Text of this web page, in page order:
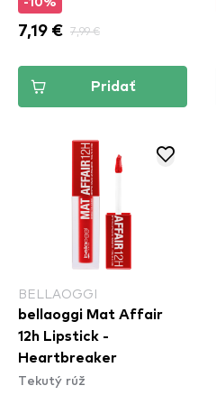
-10%
7,19 € 7,99 €
Pridať
BELLAOGGI
bellaoggi Mat Affair
12h Lipstick -
Heartbreaker
Tekutý rúž